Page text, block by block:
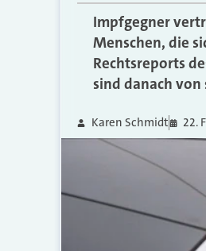
Impfgegner
Menschen, die
Rechtsreports
sind danach
Karen Schmidt 22.